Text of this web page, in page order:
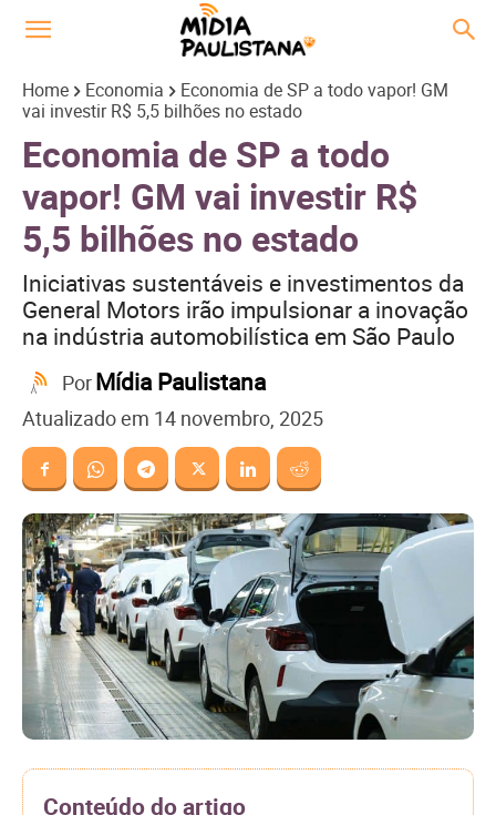
Home Economia
Economia de SP a todo vapor! GM
vai investir R$ 5,5 bilhões no estado
Economia de SP a todo
vapor! GM vai investir R$
5,5 bilhões no estado
Iniciativas sustentáveis e investimentos da
General Motors irão impulsionar a inovação
na indústria automobilística em São Paulo
PorMídia Paulistana
Atualizado em 14 novembro, 2025
Conteúdo do artigo